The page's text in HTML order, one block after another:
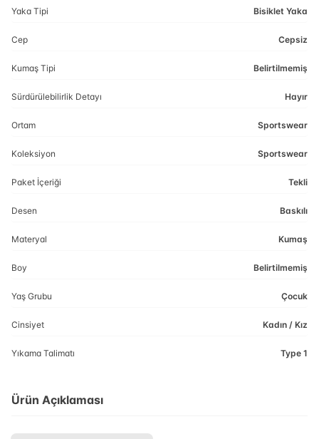
Yaka Tipi Bisiklet Yaka
Cep Cepsiz
Kumaş Tipi Belirtilmemiş
Sürdürülebilirlik Detayı Hayır
Ortam Sportswear
Koleksiyon Sportswear
Paket İçeriği Tekli
Desen Baskılı
Materyal Kumaş
Boy Belirtilmemiş
Yaş Grubu Çocuk
Cinsiyet Kadın / Kız
Yıkama Talimatı Type 1
Ürün Açıklaması